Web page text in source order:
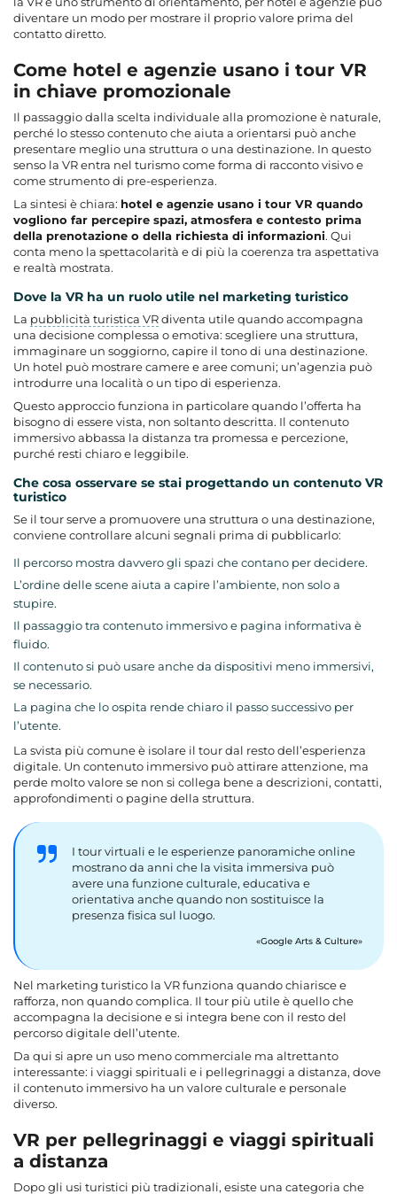
diventare un modo per mostrare il proprio valore prima del
contatto diretto.
Come hotel e agenzie usano i tour VR
in chiave promozionale
Il passaggio dalla scelta individuale alla promozione è naturale,
perché lo stesso contenuto che aiuta a orientarsi può anche
presentare meglio una struttura o una destinazione. In questo
senso la VR entra nel turismo come forma di racconto visivo e
come strumento di pre-esperienza.
La sintesi è chiara: hotel e agenzie usano i tour VR quando
vogliono far percepire spazi, atmosfera e contesto prima
della prenotazione o della richiesta di informazioni. Qui
conta meno la spettacolarità e di più la coerenza tra aspettativa
e realtà mostrata.
Dove la VR ha un ruolo utile nel marketing turistico
La pubblicità turistica VRdiventa utile quando accompagna
una decisione complessa o emotiva: scegliere una struttura,
immaginare un soggiorno, capire il tono di una destinazione.
Un hotel può mostrare camere e aree comuni; un’agenzia può
introdurre una località o un tipo di esperienza.
Questo approccio funziona in particolare quando l’offerta ha
bisogno di essere vista, non soltanto descritta. Il contenuto
immersivo abbassa la distanza tra promessa e percezione,
purché resti chiaro e leggibile.
Che cosa osservare se stai progettando un contenuto VR
turistico
Se il tour serve a promuovere una struttura o una destinazione,
conviene controllare alcuni segnali prima di pubblicarlo:
Il percorso mostra davvero gli spazi che contano per decidere.
L’ordine delle scene aiuta a capire l’ambiente, non solo a
stupire.
Il passaggio tra contenuto immersivo e pagina informativa è
fluido.
Il contenuto si può usare anche da dispositivi meno immersivi,
se necessario.
La pagina che lo ospita rende chiaro il passo successivo per
l’utente.
La svista più comune è isolare il tour dal resto dell’esperienza
digitale. Un contenuto immersivo può attirare attenzione, ma
perde molto valore se non si collega bene a descrizioni, contatti,
approfondimenti o pagine della struttura.
I tour virtuali e le esperienze panoramiche online
mostrano da anni che la visita immersiva può
avere una funzione culturale, educativa e
orientativa anche quando non sostituisce la
presenza fisica sul luogo.
Google Arts & Culture
Nel marketing turistico la VR funziona quando chiarisce e
rafforza, non quando complica. Il tour più utile è quello che
accompagna la decisione e si integra bene con il resto del
percorso digitale dell’utente.
Da qui si apre un uso meno commerciale ma altrettanto
interessante: i viaggi spirituali e i pellegrinaggi a distanza, dove
il contenuto immersivo ha un valore culturale e personale
diverso.
VR per pellegrinaggi e viaggi spirituali
a distanza
Dopo gli usi turistici più tradizionali, esiste una categoria che